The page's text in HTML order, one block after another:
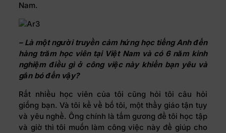
Nam.
– Là một người truyền cảm hứng học tiếng Anh đến
hàng trăm học viên tại Việt Nam và có 6 năm kinh
nghiệm điều gì ở công việc này khiến bạn yêu và
gắn bó đến vậy?
Rất nhiều học viên của tôi cũng hỏi tôi câu hỏi
giống bạn. Và tôi kể về bố tôi, một thầy giáo tận tụy
và yêu nghề. Ông chính là tấm gương để tôi học tập
và giờ thì tôi muốn làm công việc này để giúp cho